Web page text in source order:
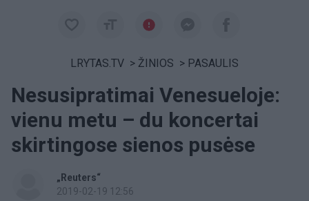
LRYTAS.TV > ŽINIOS > PASAULIS
Nesusipratimai Venesueloje:
vienu metu – du koncertai
skirtingose sienos pusėse
„Reuters“
2019-02-19 12:56